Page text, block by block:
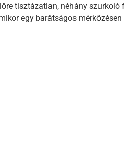
tisztázatlan, néhány
egy barátságos